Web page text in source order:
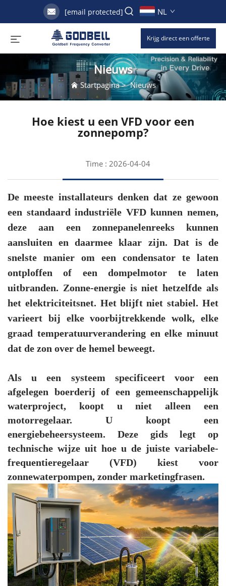
[email protected] NL
Krijg direct een offerte
Nieuws
Startpagina>Nieuws
Hoe kiest u een VFD voor een
zonnepomp?
Time : 2026-04-04
De meeste installateurs denken dat ze gewoon
een standaard industriële VFD kunnen nemen,
deze aan een zonnepanelenreeks kunnen
aansluiten en daarmee klaar zijn. Dat is de
snelste manier om een condensator te laten
ontploffen of een dompelmotor te laten
uitbranden. Zonne-energie is niet hetzelfde als
het elektriciteitsnet. Het blijft niet stabiel. Het
varieert bij elke voorbijtrekkende wolk, elke
graad temperatuurverandering en elke minuut
dat de zon over de hemel beweegt.
Als u een systeem specificeert voor een
afgelegen boerderij of een gemeenschappelijk
waterproject, koopt u niet alleen een
motorregelaar. U koopt een
energiebeheersysteem. Deze gids legt op
technische wijze uit hoe u de juiste variabele-
frequentieregelaar (VFD) kiest voor
zonnewaterpompen, zonder marketingfrasen.